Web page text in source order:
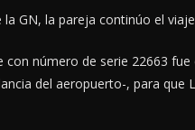
GN, la pareja continúo el
con número de serie 22663
del aeropuerto-, para